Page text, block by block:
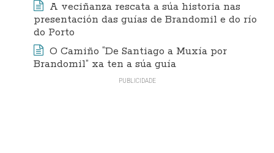
A veciñanza rescata a súa historia nas
presentación das guías de Brandomil e do río
do Porto
O Camiño “De Santiago a Muxía por
Brandomil” xa ten a súa guía